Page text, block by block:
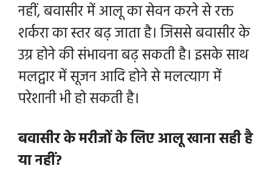
नहीं, बवासीर में आलू का सेवन करने से रक्त
शर्करा का स्तर बढ़ जाता है। जिससे बवासीर के
उग्र होने की संभावना बढ़ सकती है। इसके साथ
मलद्वार में सूजन आदि होने से मलत्याग में
परेशानी भी हो सकती है।
बवासीर के मरीजों के लिए आलू खाना सही है
या नहीं?